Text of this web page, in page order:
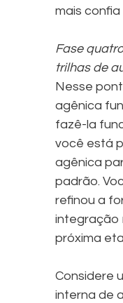
mais
Fase
trilhas de
Nesse
agênica
fazê-la
você está
agênica
padrão.
refinou a
integração
próxima
Considere
interna de